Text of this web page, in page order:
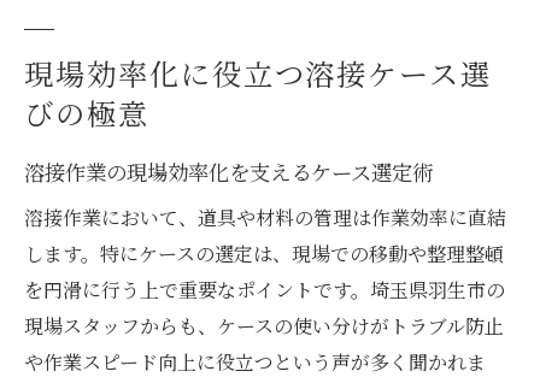
現場に合った溶接ケースが作業時間を短縮
作業精度を高める溶接棒ケースの活用法
作業精度を左右する溶接棒ケースの使い方
溶接棒の種類に応じたケース活用の実践法
溶接ケースで実現する効率的な道具管理術
溶接棒ケースを使い分けることで精度向上
羽生市で評価される溶接ケース利用術
現場効率化に役立つ溶接ケース選
びの極意
溶接作業の現場効率化を支えるケース選定術
溶接作業において、道具や材料の管理は作業効率に直結
します。特にケースの選定は、現場での移動や整理整頓
を円滑に行う上で重要なポイントです。埼玉県羽生市の
現場スタッフからも、ケースの使い分けがトラブル防止
や作業スピード向上に役立つという声が多く聞かれま